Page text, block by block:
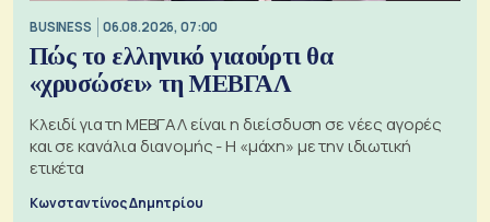
BUSINESS 06.08.2026, 07:00
Πώς το ελληνικό γιαούρτι θα
«χρυσώσει» τη ΜΕΒΓΑΛ
Κλειδί για τη ΜΕΒΓΑΛ είναι η διείσδυση σε νέες αγορές
και σε κανάλια διανομής - Η «μάχη» με την ιδιωτική
ετικέτα
Κωνσταντίνος Δημητρίου